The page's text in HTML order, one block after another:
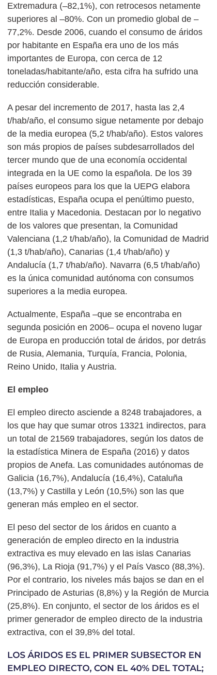
Extremadura (–82,1%), con retrocesos netamente
superiores al –80%. Con un promedio global de –
77,2%. Desde 2006, cuando el consumo de áridos
por habitante en España era uno de los más
importantes de Europa, con cerca de 12
toneladas/habitante/año, esta cifra ha sufrido una
reducción considerable.
A pesar del incremento de 2017, hasta las 2,4
t/hab/año, el consumo sigue netamente por debajo
de la media europea (5,2 t/hab/año). Estos valores
son más propios de países subdesarrollados del
tercer mundo que de una economía occidental
integrada en la UE como la española. De los 39
países europeos para los que la UEPG elabora
estadísticas, España ocupa el penúltimo puesto,
entre Italia y Macedonia. Destacan por lo negativo
de los valores que presentan, la Comunidad
Valenciana (1,2 t/hab/año), la Comunidad de Madrid
(1,3 t/hab/año), Canarias (1,4 t/hab/año) y
Andalucía (1,7 t/hab/año). Navarra (6,5 t/hab/año)
es la única comunidad autónoma con consumos
superiores a la media europea.
Actualmente, España –que se encontraba en
segunda posición en 2006– ocupa el noveno lugar
de Europa en producción total de áridos, por detrás
de Rusia, Alemania, Turquía, Francia, Polonia,
Reino Unido, Italia y Austria.
El empleo
El empleo directo asciende a 8248 trabajadores, a
los que hay que sumar otros 13321 indirectos, para
un total de 21569 trabajadores, según los datos de
la estadística Minera de España (2016) y datos
propios de Anefa. Las comunidades autónomas de
Galicia (16,7%), Andalucía (16,4%), Cataluña
(13,7%) y Castilla y León (10,5%) son las que
generan más empleo en el sector.
El peso del sector de los áridos en cuanto a
generación de empleo directo en la industria
extractiva es muy elevado en las islas Canarias
(96,3%), La Rioja (91,7%) y el País Vasco (88,3%).
Por el contrario, los niveles más bajos se dan en el
Principado de Asturias (8,8%) y la Región de Murcia
(25,8%). En conjunto, el sector de los áridos es el
primer generador de empleo directo de la industria
extractiva, con el 39,8% del total.
LOS ÁRIDOS ES EL PRIMER SUBSECTOR EN
EMPLEO DIRECTO, CON EL 40% DEL TOTAL;